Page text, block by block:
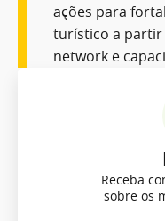
ações para
turístico a partir
network e
Receba
sobre os